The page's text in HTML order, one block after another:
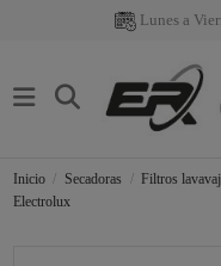
Lunes a
Inicio Secadoras Filtros
Electrolux